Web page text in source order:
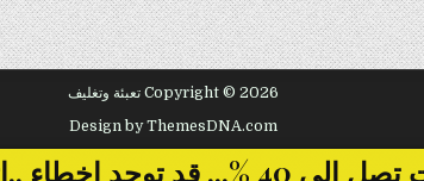
Copyright © 2026 تعبئة وتغليف
Design by ThemesDNA.com
توجد اخطاء ..اتصل بالمبيعات